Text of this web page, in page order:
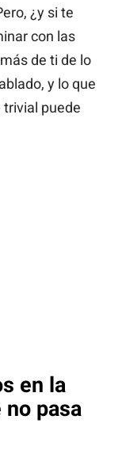
¿y si te
con las
de ti de lo
y lo que
puede
en la
pasa